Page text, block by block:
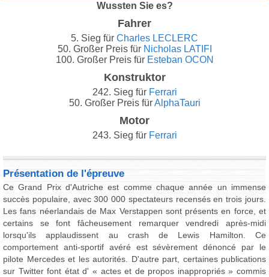
Wussten Sie es?
Fahrer
5. Sieg für Charles LECLERC
50. Großer Preis für Nicholas LATIFI
100. Großer Preis für Esteban OCON
Konstruktor
242. Sieg für Ferrari
50. Großer Preis fürAlphaTauri
Motor
243. Sieg für Ferrari
Présentation de l'épreuve
Ce Grand Prix d'Autriche est comme chaque année un immense
succès populaire, avec 300 000 spectateurs recensés en trois jours.
Les fans néerlandais de Max Verstappen sont présents en force, et
certains se font fâcheusement remarquer vendredi après-midi
lorsqu'ils applaudissent au crash de Lewis Hamilton. Ce
comportement anti-sportif avéré est sévèrement dénoncé par le
pilote Mercedes et les autorités. D'autre part, certaines publications
sur Twitter font état d' « actes et de propos inappropriés » commis